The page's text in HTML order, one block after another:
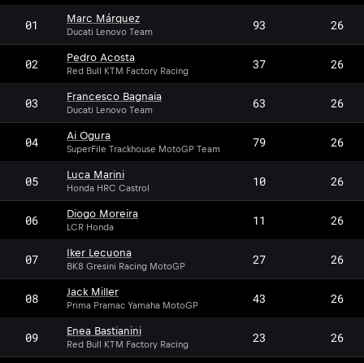
01 Marc Márquez
Ducati Lenovo Team 93 26
02 Pedro Acosta
Red Bull KTM Factory Racing 37 26
03 Francesco Bagnaia
Ducati Lenovo Team 63 26
04 Ai Ogura
SuperFile Trackhouse MotoGP Team 79 26
05 Luca Marini
Honda HRC Castrol 10 26
06 Diogo Moreira
LCR Honda 11 26
07 Iker Lecuona
BK8 Gresini Racing MotoGP 27 26
08 Jack Miller
Prima Pramac Yamaha MotoGP 43 26
09 Enea Bastianini
Red Bull KTM Factory Racing 23 26